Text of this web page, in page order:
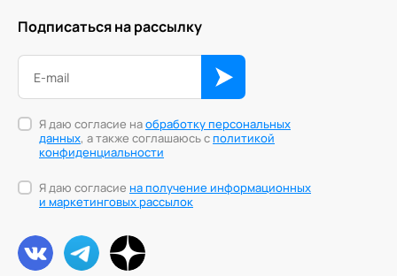
Подписаться на рассылку
Я даю согласие наобработку персональных
данных, а также соглашаюсь сполитикой
конфиденциальности
Я даю согласие на получение информационных
и маркетинговых рассылок